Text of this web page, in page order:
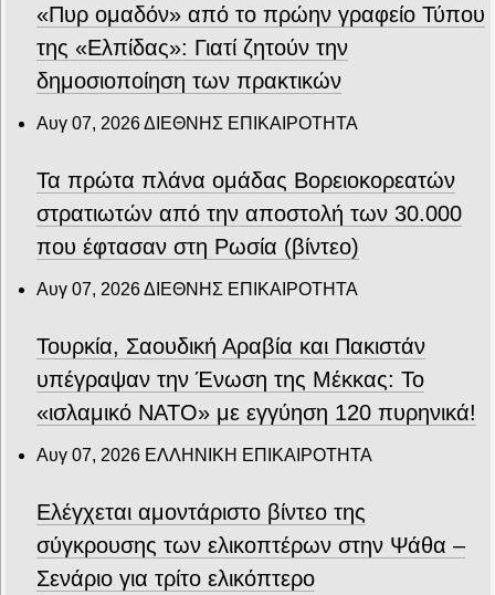
«Πυρ ομαδόν» από το πρώην γραφείο Τύπου
της «Ελπίδας»: Γιατί ζητούν την
δημοσιοποίηση των πρακτικών
Αυγ 07, 2026ΔΙΕΘΝΗΣ ΕΠΙΚΑΙΡΟΤΗΤΑ
Τα πρώτα πλάνα ομάδας Βορειοκορεατών
στρατιωτών από την αποστολή των 30.000
που έφτασαν στη Ρωσία (βίντεο)
Αυγ 07, 2026ΔΙΕΘΝΗΣ ΕΠΙΚΑΙΡΟΤΗΤΑ
Τουρκία, Σαουδική Αραβία και Πακιστάν
υπέγραψαν την Ένωση της Μέκκας: Το
«ισλαμικό ΝΑΤΟ» με εγγύηση 120 πυρηνικά!
Αυγ 07, 2026 ΕΛΛΗΝΙΚΗ ΕΠΙΚΑΙΡΟΤΗΤΑ
Ελέγχεται αμοντάριστο βίντεο της
σύγκρουσης των ελικοπτέρων στην Ψάθα –
Σενάριο για τρίτο ελικόπτερο